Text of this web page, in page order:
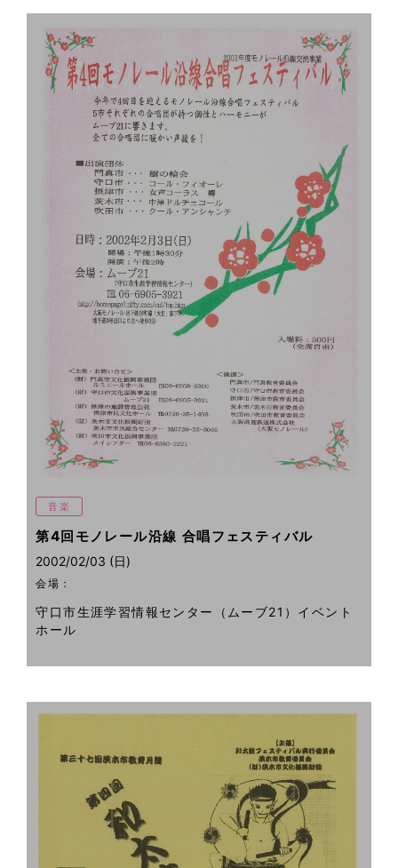
音楽
第4回モノレール沿線 合唱フェスティバル
2002/02/03 (日)
会場：
守口市生涯学習情報センター（ムーブ21）イベント
ホール